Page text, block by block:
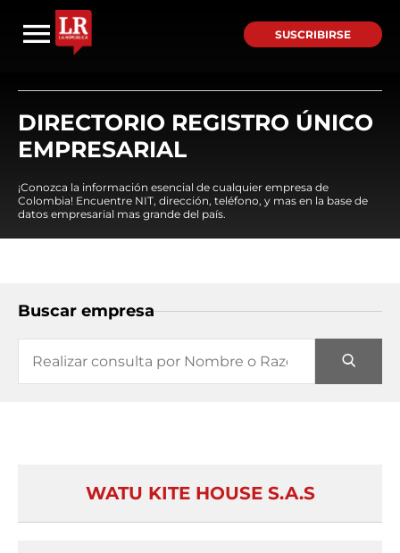
SUSCRIBIRSE
DIRECTORIO REGISTRO ÚNICO
EMPRESARIAL
¡Conozca la información esencial de cualquier empresa de
Colombia! Encuentre NIT, dirección, teléfono, y mas en la base de
datos empresarial mas grande del país.
Buscar empresa
WATU KITE HOUSE S.A.S